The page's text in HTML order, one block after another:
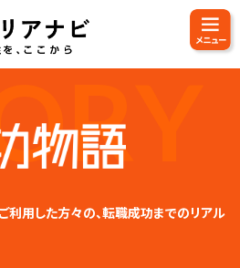
利用した方々の、転職成功までのリアル